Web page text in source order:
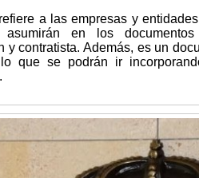
a las empresas y
asumirán en los
y contratista. Además, es un
que se podrán ir